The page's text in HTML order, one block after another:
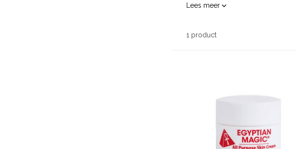
Lees meer
1 product